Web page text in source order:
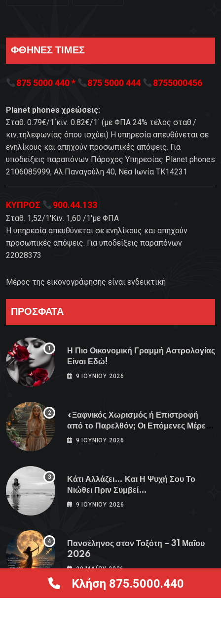
ΦΘΗΝΕΣ ΤΙΜΕΣ
875 5000 440 * 875 5000 444 8755000456
Planet phones χρεώσεις:
Σταθ. 0.79€/1΄κιν. 0.82€/1΄ (με ΦΠΑ 24% τέλος σταθ./
κιν.τηλεφωνίας όπου ισχύει) Η υπηρεσία απευθύνεται σε
ενηλίκους και απηχούν προσωπικές απόψεις. Για
υποδείξεις παραπόνων Πάροχος Υπηρεσίας Planet phones
2106085999, Αλ.Παναγούλη 40, Νέα Ιωνία TK14231
ΚΥΠΡΟΣ 900.44.133
Σταθ. 1,52/1'Κιν. 1,60 /1'με ΦΠΑ
Η υπηρεσία απευθύνεται σε ενηλίκους και απηχούν
προσωπικές απόψεις. Για υποδείξεις παραπόνων
22028373
Μέρος της εικονογράφησης είναι ενδεικτική
ΠΡΟΣΦΑΤΑ
Η Πιο Οικονομική Γραμμή Αστρολογίας
Είναι Εδώ!
9 ΙΟΥΝΊΟΥ 2026
«Ξαφνικός Χωρισμός ή Επιστροφή
από το Παρελθόν; Οι Επόμενες Μέρες
Κρύβουν ΣΟΚ για αυτά τα Ζώδια»
9 ΙΟΥΝΊΟΥ 2026
Κάτι Αλλάζει… Και Η Ψυχή Σου Το
Νιώθει Πριν Συμβεί…
9 ΙΟΥΝΊΟΥ 2026
Πανσέληνος στον Τοξότη – 31 Μαΐου
2026
29 ΜΑΪ́ΟΥ 2026
Κλήση 875.5000.440